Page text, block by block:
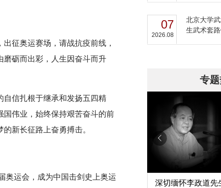
征奥运赛场，请战抗疫前线，
砺而出彩，人生因奋斗而升
自信扎根于继承和发扬五四精
国伟业，始终保持艰苦奋斗的前
新长征路上奋勇搏击。
奥运会，成为中国击剑史上奥运
07
2026.08
北京大学
生武术套
专
深切缅怀李政道先生
扎实开展树立和践